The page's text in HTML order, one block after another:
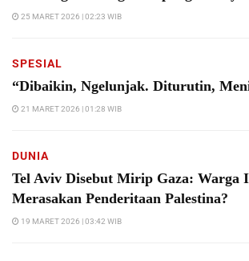
25 MARET 2026 | 02:23 WIB
SPESIAL
“Dibaikin, Ngelunjak. Diturutin,
21 MARET 2026 | 01:28 WIB
DUNIA
Tel Aviv Disebut Mirip Gaza: Warga
Merasakan Penderitaan Palestina?
19 MARET 2026 | 03:42 WIB